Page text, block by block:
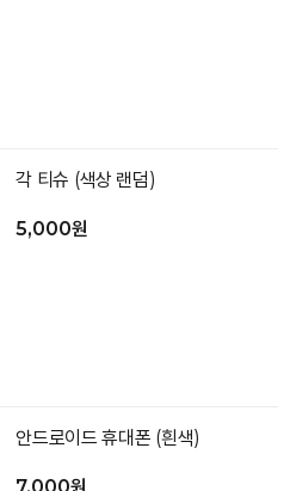
각 티슈 (색상 랜덤)
5,000원
안드로이드 휴대폰 (흰색)